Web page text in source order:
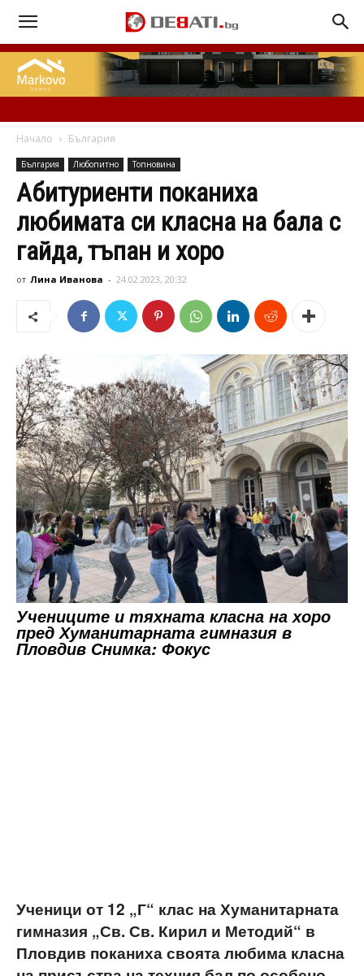
Начало България
България Любопитно Топновина
Абитуриенти поканиха
любимата си класна на бала с
гайда, тъпан и хоро
от Лина Иванова - 24.02.2023, 20:32
Учениците и тяхната класна на хоро
пред Хуманитарната гимназия в
Пловдив Снимка: Фокус
Ученици от 12 „Г“ клас на Хуманитарната
гимназия „Св. Св. Кирил и Методий“ в
Пловдив поканиха своята любима класна